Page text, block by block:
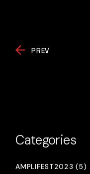
PREV
Categories
AMPLIFEST2023 (5)